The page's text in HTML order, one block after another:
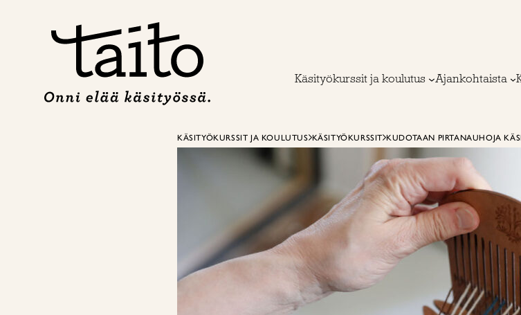
Käsityökurssit ja koulutus Ajankohtaista
KÄSITYÖKURSSIT JA KOULUTUS KÄSITYÖKURSSIT KUDOTAAN PIRTANAUHOJA